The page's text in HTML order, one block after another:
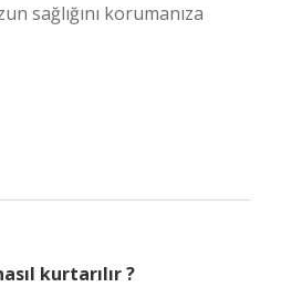
sağlığını korumanıza
kurtarılır ?